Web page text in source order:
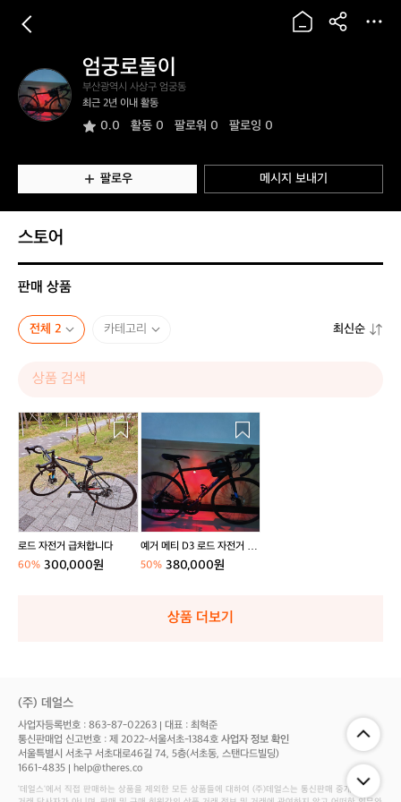
엄
궁
로
엄궁로돌이
부산광역시 사상구 엄궁동
최근 2년 이내 활동
0.0 활동 0 팔로워 0 팔로잉 0
팔로우 메시지 보내기
스토어
판매 상품
전체 2 카테고리 최신순
로
드
자
전
거
급
처
합
니
다
로드 자전거 급처합니다
60% 300,000원
거
티
D
3
로
드
자
전
예거 메티 D3 로드 자전거 판
매/대차 봅니다
50% 380,000원
상품 더보기
(주) 데얼스
사업자등록번호 : 863-87-02263 대표 : 최혁준
통신판매업 신고번호 : 제 2022-서울서초-1384호 사업자 정보 확인
서울특별시 서초구 서초대로46길 74, 5층(서초동, 스탠다드빌딩)
1661-4835
help@theres.co
‘데얼스'에서 직접 판매하는 상품을 제외한 모든 상품들에 대하여 (주)데얼스는 통신판매 중개자로서